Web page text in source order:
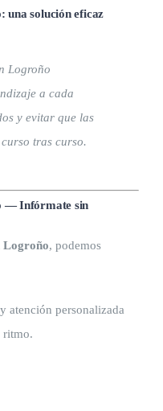
una solución eficaz
Logroño
a cada
y evitar que las
tras curso.
— Infórmate sin
Logroño, podemos
atención personalizada
ritmo.